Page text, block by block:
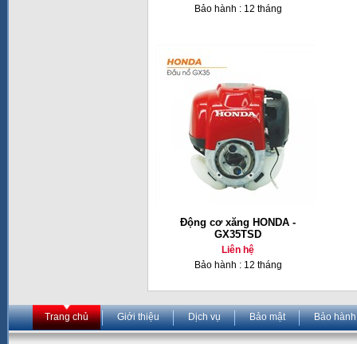
Bảo hành : 12 tháng
Động cơ xăng HONDA -
GX35TSD
Liên hệ
Bảo hành : 12 tháng
Trang chủ Giới thiệu Dịch vụ Bảo mật Bảo hành